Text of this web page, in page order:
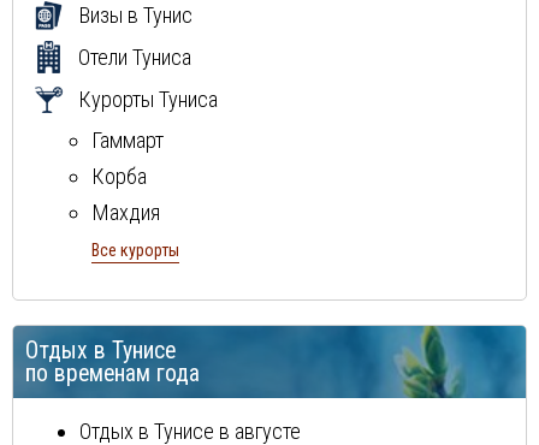
Визы в Тунис
Отели Туниса
Курорты Туниса
Гаммарт
Корба
Махдия
Монастир
остров Джерба
Сусс
Хаммамет
Все курорты
Отдых в Тунисе
по временам года
Отдых в Тунисе в августе